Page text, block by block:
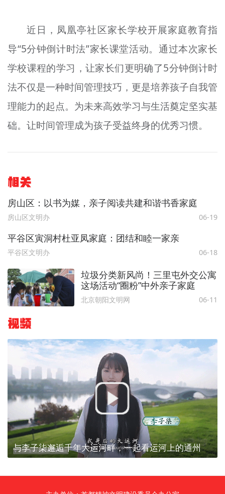
近日，凤凰亭社区家长学校开展家庭教育指
导“5分钟倒计时法”家长课堂活动。通过本次家长
学校课程的学习，让家长们更明确了5分钟倒计时
法不仅是一种时间管理技巧，更是培养孩子自我管
理能力的起点。为未来高效学习与生活奠定坚实基
础。让时间管理成为孩子受益终身的优秀习惯。
相关
房山区：以书为媒，亲子阅读共建和谐书香家庭
房山区文明办 06-19
平谷区寅洞村杜亚凤家庭：团结和睦一家亲
平谷区文明办 06-18
垃圾分类新风尚！三里屯外交公寓
这场活动“圈粉”中外亲子家庭
北京朝阳文明网 06-11
视频
与李子柒邂逅千年大运河畔，一起看运河上的通州